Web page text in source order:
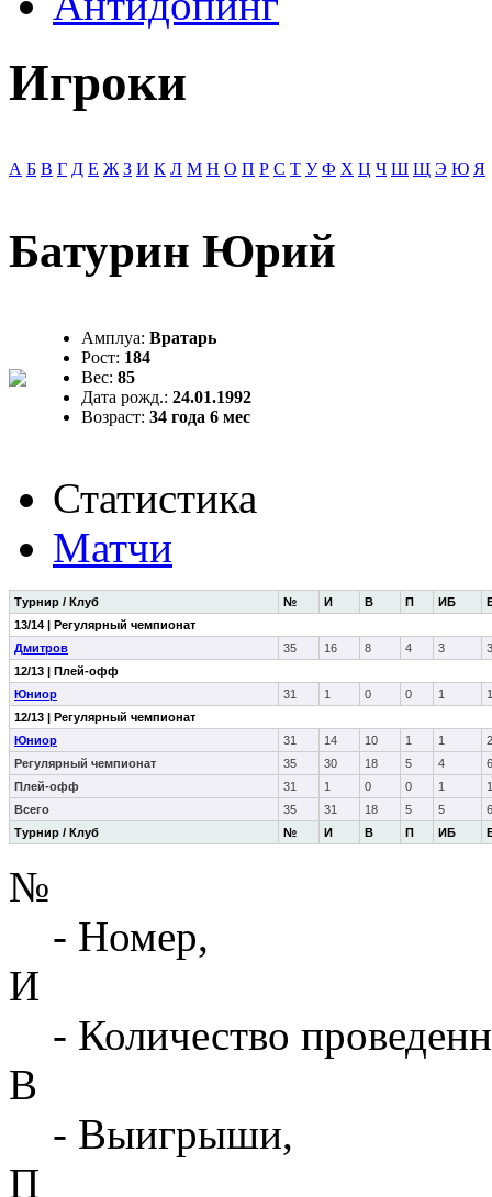
Игроки
А Б В Г Д Е Ж З И К Л М Н О П Р С Т У Ф Х Ц Ч Ш Щ Э Ю Я
Батурин Юрий
Амплуа: Вратарь
Рост: 184
Вес: 85
Дата рожд.: 24.01.1992
Возраст: 34 года 6 мес
Статистика
Матчи
Турнир / Клуб № И В П ИБ
Турнир / Клуб № И В П ИБ
13/14 | Регулярный чемпионат
Дмитров
35 16 8 4 3
12/13 | Плей-офф
Юниор
31 1 0 0 1
12/13 | Регулярный чемпионат
Юниор
31 14 10 1 1
Регулярный чемпионат
35 30 18 5 4
Плей-офф
31 1 0 0 1
Всего
35 31 18 5 5
№
- Номер,
И
- Количество
В
- Выигрыши,
П